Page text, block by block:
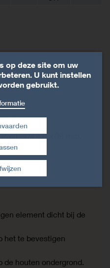
SD8 4,0 x 32 mm,
x 50 mm,
element dicht bij de
het te bevestigen
de houten ondergrond.
op deze site om uw
U kunt instellen
gebruikt.
intrekken